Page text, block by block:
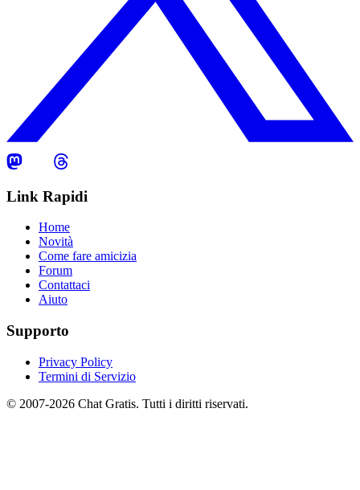
Link Rapidi
Home
Novità
Come fare amicizia
Forum
Contattaci
Aiuto
Supporto
Privacy Policy
Termini di Servizio
© 2007-2026 Chat Gratis. Tutti i diritti riservati.